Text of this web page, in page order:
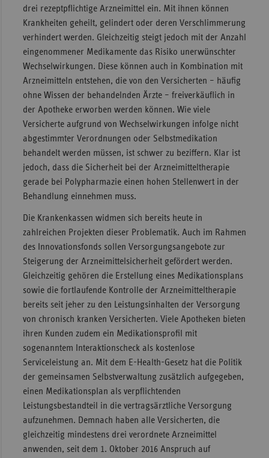
drei rezeptpflichtige Arzneimittel ein. Mit ihnen können
Krankheiten geheilt, gelindert oder deren Verschlimmerung
verhindert werden. Gleichzeitig steigt jedoch mit der Anzahl
eingenommener Medikamente das Risiko unerwünschter
Wechselwirkungen. Diese können auch in Kombination mit
Arzneimitteln entstehen, die von den Versicherten – häufig
ohne Wissen der behandelnden Ärzte – freiverkäuflich in
der Apotheke erworben werden können. Wie viele
Versicherte aufgrund von Wechselwirkungen infolge nicht
abgestimmter Verordnungen oder Selbstmedikation
behandelt werden müssen, ist schwer zu beziffern. Klar ist
jedoch, dass die Sicherheit bei der Arzneimitteltherapie
gerade bei Polypharmazie einen hohen Stellenwert in der
Behandlung einnehmen muss.
Die Krankenkassen widmen sich bereits heute in
zahlreichen Projekten dieser Problematik. Auch im Rahmen
des Innovationsfonds sollen Versorgungsangebote zur
Steigerung der Arzneimittelsicherheit gefördert werden.
Gleichzeitig gehören die Erstellung eines Medikationsplans
sowie die fortlaufende Kontrolle der Arzneimitteltherapie
bereits seit jeher zu den Leistungsinhalten der Versorgung
von chronisch kranken Versicherten. Viele Apotheken bieten
ihren Kunden zudem ein Medikationsprofil mit
sogenanntem Interaktionscheck als kostenlose
Serviceleistung an. Mit dem E-Health-Gesetz hat die Politik
der gemeinsamen Selbstverwaltung zusätzlich aufgegeben,
einen Medikationsplan als verpflichtenden
Leistungsbestandteil in die vertragsärztliche Versorgung
aufzunehmen. Demnach haben alle Versicherten, die
gleichzeitig mindestens drei verordnete Arzneimittel
anwenden, seit dem 1. Oktober 2016 Anspruch auf